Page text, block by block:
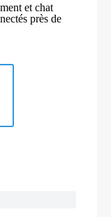
et chat
près de